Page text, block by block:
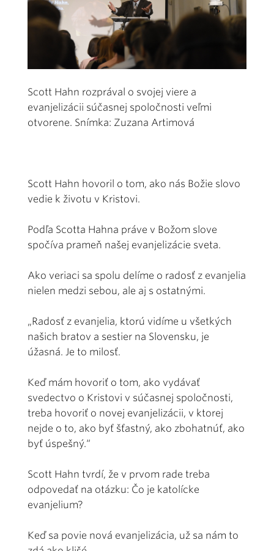
Scott Hahn rozprával o svojej viere a
evanjelizácii súčasnej spoločnosti veľmi
otvorene. Snímka: Zuzana Artimová
Scott Hahn hovoril o tom, ako nás Božie slovo
vedie k životu v Kristovi.
Podľa Scotta Hahna práve v Božom slove
spočíva prameň našej evanjelizácie sveta.
Ako veriaci sa spolu delíme o radosť z evanjelia
nielen medzi sebou, ale aj s ostatnými.
„Radosť z evanjelia, ktorú vidíme u všetkých
našich bratov a sestier na Slovensku, je
úžasná. Je to milosť.
Keď mám hovoriť o tom, ako vydávať
svedectvo o Kristovi v súčasnej spoločnosti,
treba hovoriť o novej evanjelizácii, v ktorej
nejde o to, ako byť šťastný, ako zbohatnúť, ako
byť úspešný.“
Scott Hahn tvrdí, že v prvom rade treba
odpovedať na otázku: Čo je katolícke
evanjelium?
Keď sa povie nová evanjelizácia, už sa nám to